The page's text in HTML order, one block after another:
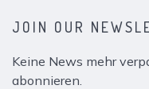
JOIN OUR
Keine News mehr
abonnieren.